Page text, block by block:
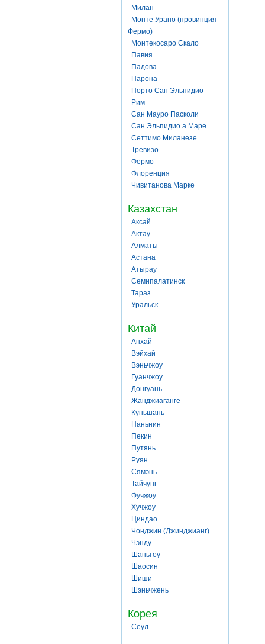
Милан
Монте Урано (провинция
Фермо)
Монтекосаро Скало
Павия
Падова
Парона
Порто Сан Эльпидио
Рим
Сан Мауро Пасколи
Сан Эльпидио а Маре
Сеттимо Миланезе
Тревизо
Фермо
Флоренция
Чивитанова Марке
Казахстан
Аксай
Актау
Алматы
Астана
Атырау
Семипалатинск
Тараз
Уральск
Китай
Анхай
Вэйхай
Вэньчжоу
Гуанчжоу
Донгуань
Жанджиаганге
Куньшань
Наньнин
Пекин
Путянь
Руян
Сямэнь
Тайчунг
Фучжоу
Хучжоу
Циндао
Чонджин (Джинджианг)
Чэнду
Шаньтоу
Шаосин
Шиши
Шэньчжень
Корея
Сеул